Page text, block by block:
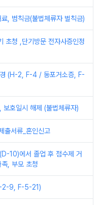
, 범칙금(불법체류자 벌칙금)
초청 ,단기방문 전자사증인정
(H-2, F-4 / 동포거소증, F-
보호일시 해제 (불법체류자)
출서류_혼인신고
10)에서 졸업 후 점수제 거
, 부모 초청
2-9, F-5-21)